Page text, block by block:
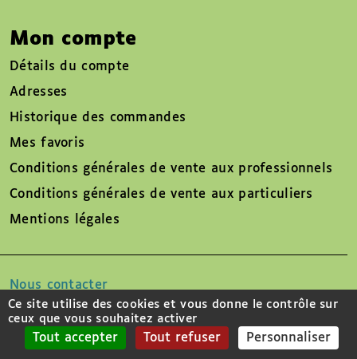
Mon compte
Détails du compte
Adresses
Historique des commandes
Mes favoris
Conditions générales de vente aux professionnels
Conditions générales de vente aux particuliers
Mentions légales
Nous contacter
Suivez-nous sur
Ce site utilise des cookies et vous donne le contrôle sur
ceux que vous souhaitez activer
Tout accepter Tout refuser Personnaliser